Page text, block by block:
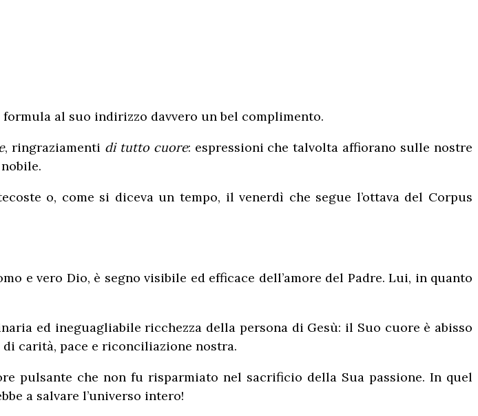
al suo indirizzo davvero un bel complimento.
, ringraziamenti di tutto cuore: espressioni che talvolta affiorano sulle nostre
o, come si diceva un tempo, il venerdì che segue l’ottava del Corpus
e vero Dio, è segno visibile ed efficace dell’amore del Padre. Lui, in quanto
ed ineguagliabile ricchezza della persona di Gesù: il Suo cuore è abisso
carità, pace e riconciliazione nostra.
pulsante che non fu risparmiato nel sacrificio della Sua passione. In quel
a salvare l’universo intero!